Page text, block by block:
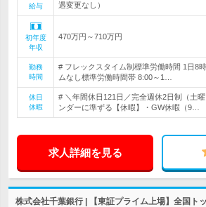
給与
遇変更なし）
初年度
年収
470万円～710万円
勤務
時間
# フレックスタイム制標準労働時間 1日8
ムなし標準労働時間帯 8:00～1…
休日
休暇
# ＼年間休日121日／完全週休2日制（土
ンダーに準ずる【休暇】・GW休暇（9…
求人詳細を見る
株式会社千葉銀行 | 【東証プライム上場】全国ト